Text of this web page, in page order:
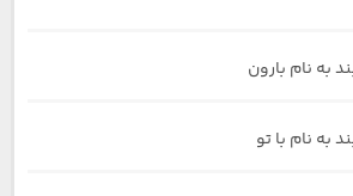
به نام بارون
به نام با تو